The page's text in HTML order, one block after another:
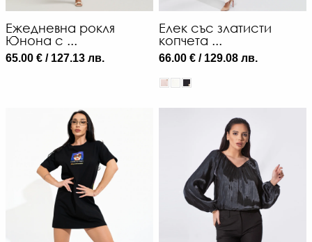
Ежедневна рокля
Юнона с ...
65.00 € / 127.13 лв.
Елек със златисти
копчета ...
66.00 € / 129.08 лв.